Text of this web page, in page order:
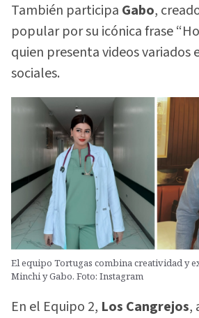
También participa Gabo,
popular por su icónica frase
quien presenta videos variados
sociales.
El equipo Tortugas combina creatividad y
Minchi y Gabo. Foto: Instagram
En el Equipo 2, Los Cangrejos,